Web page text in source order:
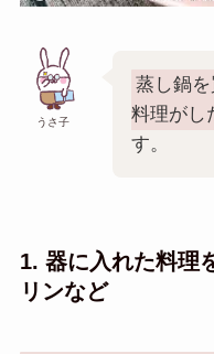
うさ子
蒸し鍋
料理がし
す。
1. 器に入れた料理
リンなど